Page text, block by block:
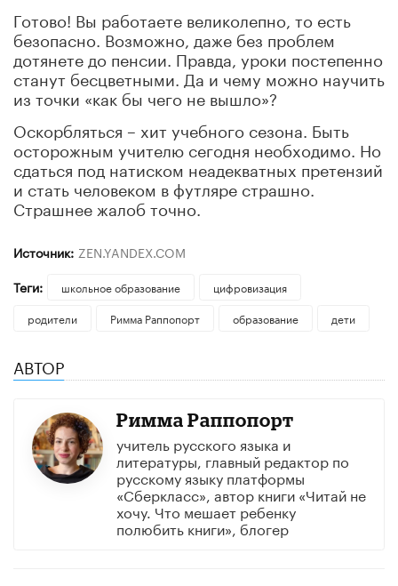
Готово! Вы работаете великолепно, то есть
безопасно. Возможно, даже без проблем
дотянете до пенсии. Правда, уроки постепенно
станут бесцветными. Да и чему можно научить
из точки «как бы чего не вышло»?
Оскорбляться – хит учебного сезона. Быть
осторожным учителю сегодня необходимо. Но
сдаться под натиском неадекватных претензий
и стать человеком в футляре страшно.
Страшнее жалоб точно.
Источник: ZEN.YANDEX.COM
Теги:
школьное образование
цифровизация
родители
Римма Раппопорт образование дети
АВТОР
Римма Раппопорт
учитель русского языка и
литературы, главный редактор по
русскому языку платформы
«Сберкласс», автор книги «Читай не
хочу. Что мешает ребенку
полюбить книги», блогер